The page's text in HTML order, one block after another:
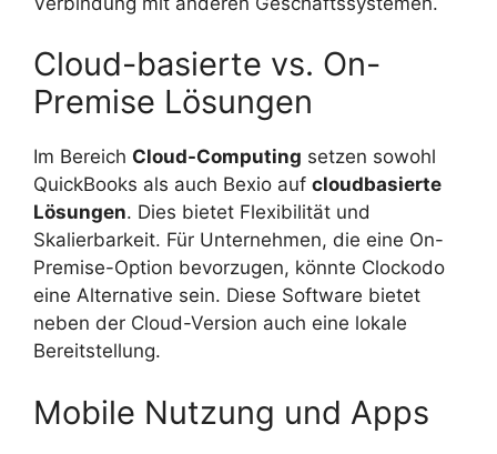
Cloud-basierte vs. On-
Premise Lösungen
Im Bereich Cloud-Computing setzen sowohl
QuickBooks als auch Bexio auf cloudbasierte
Lösungen. Dies bietet Flexibilität und
Skalierbarkeit. Für Unternehmen, die eine On-
Premise-Option bevorzugen, könnte Clockodo
eine Alternative sein. Diese Software bietet
neben der Cloud-Version auch eine lokale
Bereitstellung.
Mobile Nutzung und Apps